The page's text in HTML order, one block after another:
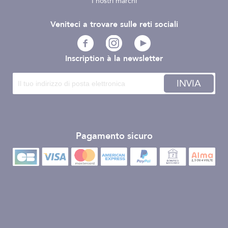
Inscription à la newsletter
INVIA
Pagamento sicuro
Veniteci a trovare sulle reti sociali